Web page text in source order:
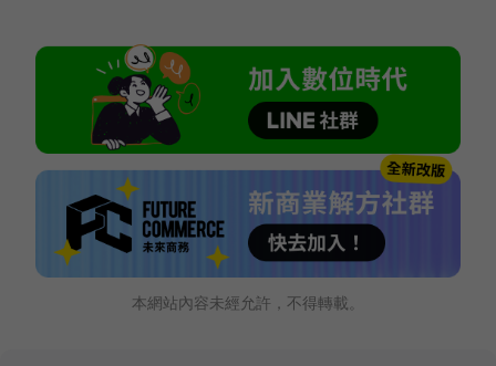
本網站內容未經允許，不得轉載。